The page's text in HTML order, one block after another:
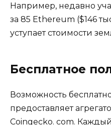
Например, недавно
за 85 Ethereum ($146
уступает стоимости
Бесплатное
Возможность
предоставляет
Coingecko. com.